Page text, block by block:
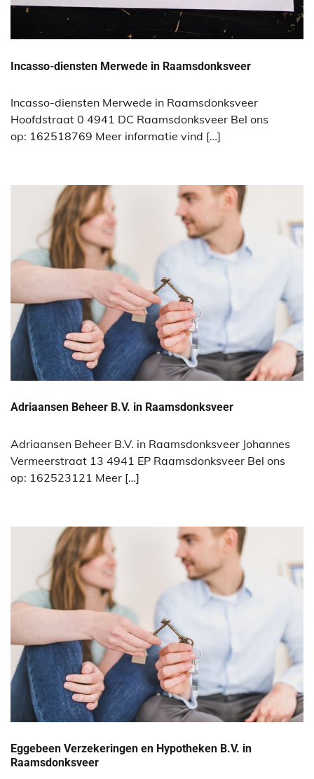
Incasso-diensten Merwede in Raamsdonksveer
Incasso-diensten Merwede in Raamsdonksveer
Hoofdstraat 0 4941 DC Raamsdonksveer Bel ons
op: 162518769 Meer informatie vind […]
Adriaansen Beheer B.V. in Raamsdonksveer
Adriaansen Beheer B.V. in Raamsdonksveer Johannes
Vermeerstraat 13 4941 EP Raamsdonksveer Bel ons
op: 162523121 Meer […]
Eggebeen Verzekeringen en Hypotheken B.V. in
Raamsdonksveer